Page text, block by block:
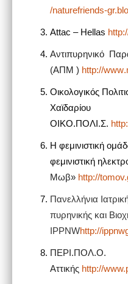
/naturefriends-
Attac – Hellas
Αντιπυρηνικό
(ΑΠΜ ) http://www.
Οικολογικός
Χαϊδαρίου
ΟΙΚΟ.ΠΟΛΙ.Σ.
Η φεμινιστική
φεμινιστική
Μωβ» http://
Πανελλήνια
πυρηνικής και
IPPNWhttp://
ΠΕΡΙ.ΠΟΛ.Ο.
Αττικής http://